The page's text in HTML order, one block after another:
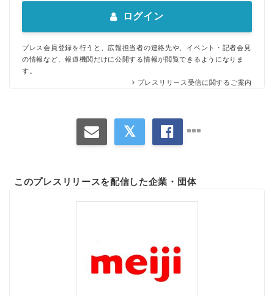
ログイン
プレス会員登録を行うと、広報担当者の連絡先や、イベント・記者会見
の情報など、報道機関だけに公開する情報が閲覧できるようになりま
す。
プレスリリース受信に関するご案内
このプレスリリースを配信した企業・団体